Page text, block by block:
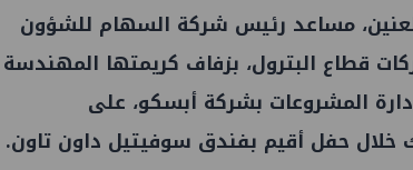
مساعد رئيس شركة السهام للشؤون
قطاع البترول، بزفاف كريمتها المهندسة
المشروعات بشركة أبسكو، على
حفل أقيم بفندق سوفيتيل داون تاون.